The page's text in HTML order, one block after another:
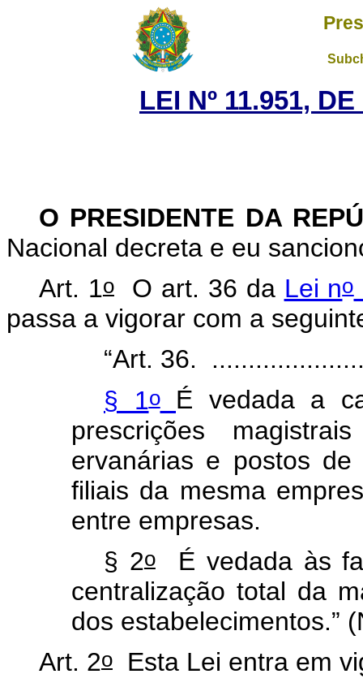
LEI Nº 11.951,
O PRESIDENTE DA
Nacional decreta e eu
Art. 1oO art. 36 da Lei no
passa a vigorar com a
“Art. 36.
§ 1o
É vedada a
prescrições
ervanárias e postos
filiais da mesma
entre empresas.
§ 2oÉ vedada às
centralização total da
dos estabelecimentos.”
Art. 2o Esta Lei entra em